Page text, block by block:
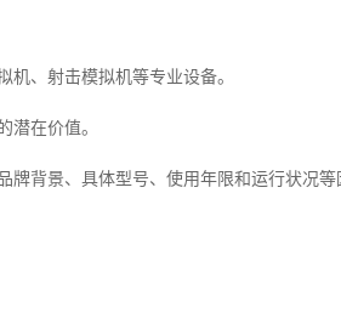
、射击模拟机等专业设备。
潜在价值。
背景、具体型号、使用年限和运行状况等